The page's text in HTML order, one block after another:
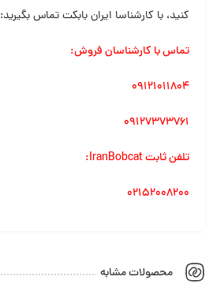
کنید، با کارشناسا ایران بابکت تماس بگیرید:
تماس با کارشناسان فروش:
۰۹۱۲۱۰۱۱۸۰۴
۰۹۱۲۷۳۷۳۷۶۱
تلفن ثابت IranBobcat:
۰۲۱۵۲۰۰۸۲۰۰
محصولات مشابه